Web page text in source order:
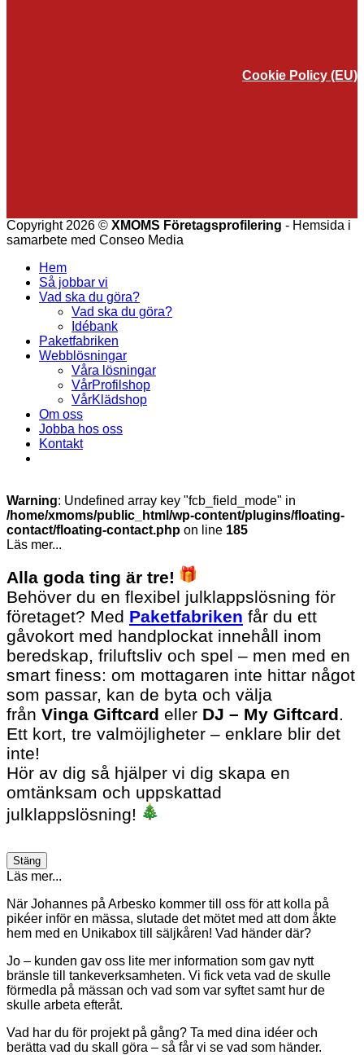
Cookie Policy (EU)
Copyright 2026 © XMOMS Företagsprofilering - Hemsida i
samarbete med Conseo Media
Hem
Så jobbar vi
Vad ska du göra?
Vad ska du göra?
Idébank
Paketfabriken
Webblösningar
Våra lösningar
VårProfilshop
VårKlädshop
Om oss
Jobba hos oss
Kontakt
Warning: Undefined array key "fcb_field_mode" in
/home/xmoms/public_html/wp-content/plugins/floating-
contact/floating-contact.php on line 185
Läs mer...
Alla goda ting är tre!
Behöver du en flexibel julklappslösning för
företaget? Med Paketfabriken får du ett
gåvokort med handplockat innehåll inom
beredskap, friluftsliv och spel – men med en
smart finess: om mottagaren inte hittar något
som passar, kan de byta och välja
från Vinga Giftcard eller DJ – My Giftcard.
Ett kort, tre valmöjligheter – enklare blir det
inte!
Hör av dig så hjälper vi dig skapa en
omtänksam och uppskattad
julklappslösning!
Stäng
Läs mer...
När Johannes på Arbesko kommer till oss för att kolla på
pikéer inför en mässa, slutade det mötet med att dom åkte
hem med en Unikabox till säljkåren! Vad händer där?
Jo – kunden gav oss lite mer information som gav nytt
bränsle till tankeverksamheten. Vi fick veta vad de skulle
förmedla på mässan och vad som var syftet samt hur de
skulle arbeta efteråt.
Vad har du för projekt på gång? Ta med dina idéer och
berätta vad du skall göra – så får vi se vad som händer.